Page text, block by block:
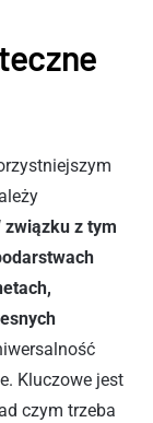
z tym
Kluczowe jest
czym trzeba